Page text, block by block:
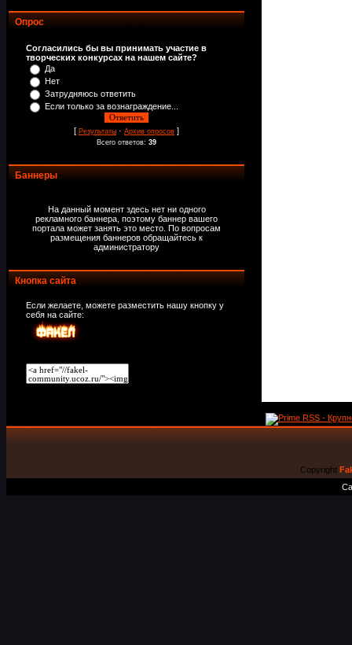
Опрос
Согласились бы вы принимать участие в
творческих конкурсах на нашем сайте?
Да
Нет
Затрудняюсь ответить
Если только за вознаграждение...
[ Результаты · Архив опросов ]
Всего ответов: 39
Баннеры
На данный момент здесь нет ни одного
рекламного баннера, поэтому баннер вашего
портала может занять это место. По вопросам
размещения баннеров обращайтесь к
администратору
Кнопка сайта
Если желаете, можете разместить нашу кнопку у
себя на сайте:
Copyright